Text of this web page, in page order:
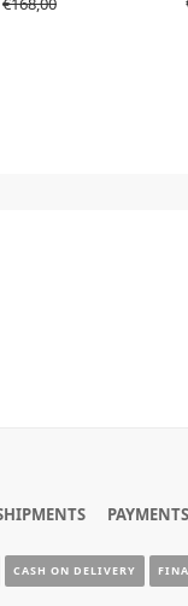
PAYMENTS
CASH ON DELIVERY